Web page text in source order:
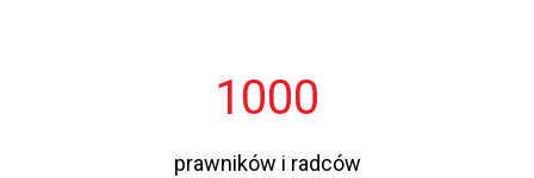
1000
prawników i radców